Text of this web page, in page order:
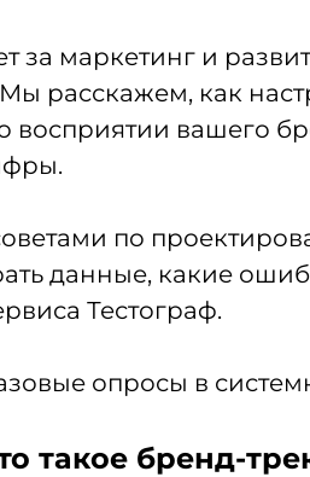
за маркетинг и
расскажем, как
восприятии вашего
по
данные, какие
Тестограф.
опросы в
такое бренд-